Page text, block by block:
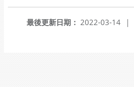
最後更新日期： 2022-03-14
|